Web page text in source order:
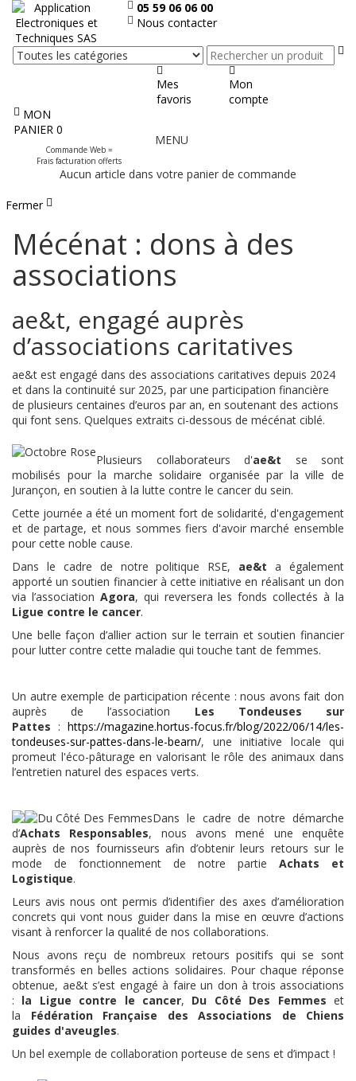
05 59 06 06 00
Nous contacter
Mes
favoris
Mon
compte
MON
PANIER 0
Commande Web =
Frais facturation offerts
le
MENU
Aucun article dans votre panier de commande
Fermer
Mécénat : dons à des
associations
ae&t, engagé auprès
d’associations caritatives
ae&t est engagé dans des associations caritatives depuis 2024
et dans la continuité sur 2025, par une participation financière
de plusieurs centaines d’euros par an, en soutenant des actions
qui font sens. Quelques extraits ci-dessous de mécénat ciblé.
Plusieurs collaborateurs d'ae&t se sont
mobilisés pour la marche solidaire organisée par la ville de
Jurançon, en soutien à la lutte contre le cancer du sein.
Cette journée a été un moment fort de solidarité, d'engagement
et de partage, et nous sommes fiers d'avoir marché ensemble
pour cette noble cause.
Dans le cadre de notre politique RSE, ae&t a également
apporté un soutien financier à cette initiative en réalisant un don
via l’association Agora, qui reversera les fonds collectés à la
Ligue contre le cancer.
Une belle façon d’allier action sur le terrain et soutien financier
pour lutter contre cette maladie qui touche tant de femmes.
Un autre exemple de participation récente : nous avons fait don
auprès de l’association Les Tondeuses sur
Pattes : https://magazine.hortus-focus.fr/blog/2022/06/14/les-
tondeuses-sur-pattes-dans-le-bearn/, une initiative locale qui
promeut l'éco-pâturage en valorisant le rôle des animaux dans
l’entretien naturel des espaces verts.
Dans le cadre de notre démarche
d’Achats Responsables, nous avons mené une enquête
auprès de nos fournisseurs afin d’obtenir leurs retours sur le
mode de fonctionnement de notre partie Achats et
Logistique.
Leurs avis nous ont permis d’identifier des axes d’amélioration
concrets qui vont nous guider dans la mise en œuvre d’actions
visant à renforcer la qualité de nos collaborations.
Nous avons reçu de nombreux retours positifs qui se sont
transformés en belles actions solidaires. Pour chaque réponse
obtenue, ae&t s’est engagé à faire un don à trois associations
: la Ligue contre le cancer, Du Côté Des Femmes et
la Fédération Française des Associations de Chiens
guides d'aveugles.
Un bel exemple de collaboration porteuse de sens et d’impact !